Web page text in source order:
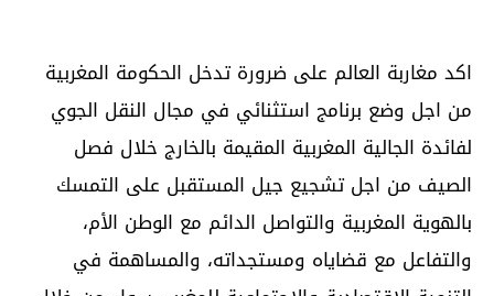
اكد مغاربة العالم على ضرورة تدخل الحكومة المغربية
من اجل وضع برنامج استثنائي في مجال النقل الجوي
لفائدة الجالية المغربية المقيمة بالخارج خلال فصل
الصيف من اجل تشجيع جيل المستقبل على التمسك
بالهوية المغربية والتواصل الدائم مع الوطن الأم،
والتفاعل مع قضاياه ومستجداته، والمساهمة في